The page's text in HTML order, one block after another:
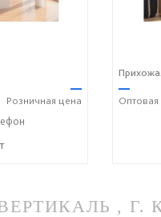
—
Розничная цена
37
—
Оптовая
, Г.